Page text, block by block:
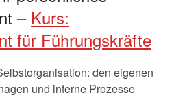
– Kurs:
für Führungskräfte
den eigenen
und interne Prozesse